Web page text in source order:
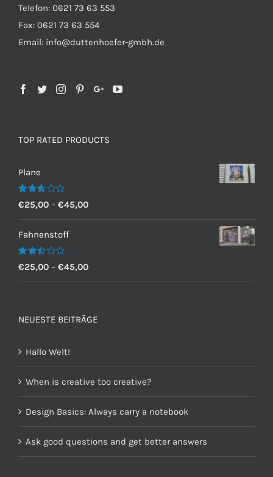
Telefon: 0621 73 63 553
Fax: 0621 73 63 554
Email: info@duttenhoefer-gmbh.de
TOP RATED PRODUCTS
Plane
Bewertet
mit
2.60
von 5
€25,00 – €45,00
Fahnenstoff
Bewertet
mit
2.50
€25,00 – €45,00
NEUESTE BEITRÄGE
Hallo Welt!
When is creative too creative?
Design Basics: Always carry a notebook
Ask good questions and get better answers